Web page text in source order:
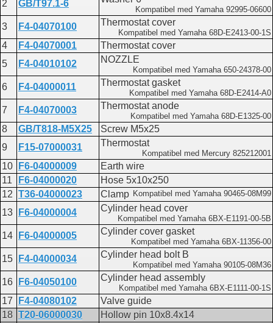
2
GB/T97.1-6
Kompatibel med Yamaha 92995-06600
3 F4-04070100 Thermostat cover
Kompatibel med Yamaha 68D-E2413-00-1S
4 F4-04070001
Thermostat cover
5
F4-04010102 NOZZLE
Kompatibel med Yamaha 650-24378-00
6 F4-04000011 Thermostat gasket
Kompatibel med Yamaha 68D-E2414-A0
7 F4-04070003 Thermostat anode
Kompatibel med Yamaha 68D-E1325-00
8 GB/T818-M5X25
Screw M5x25
9
F15-07000031 Thermostat
Kompatibel med Mercury 825212001
10 F6-04000009
Earth wire
11
F6-04000020
Hose 5x10x250
12 T36-04000023 Clamp Kompatibel med Yamaha 90465-08M99
13 F6-04000004 Cylinder head cover
Kompatibel med Yamaha 6BX-E1191-00-5B
14 F6-04000005 Cylinder cover gasket
Kompatibel med Yamaha 6BX-11356-00
15 F4-04000034 Cylinder head bolt B
Kompatibel med Yamaha 90105-08M36
16 F6-04050100 Cylinder head assembly
Kompatibel med Yamaha 6BX-E1111-00-1S
17 F4-04080102
Valve guide
18 T20-06000030 Hollow pin 10x8.4x14